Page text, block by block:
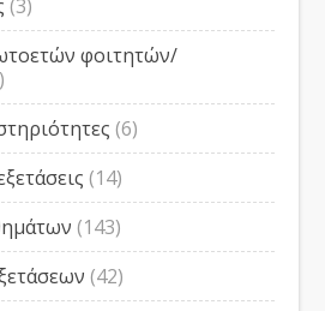
(3)
φοιτητών/
(6)
(14)
(143)
(42)